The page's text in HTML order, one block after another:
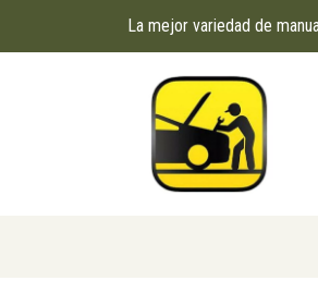
La mejor variedad de